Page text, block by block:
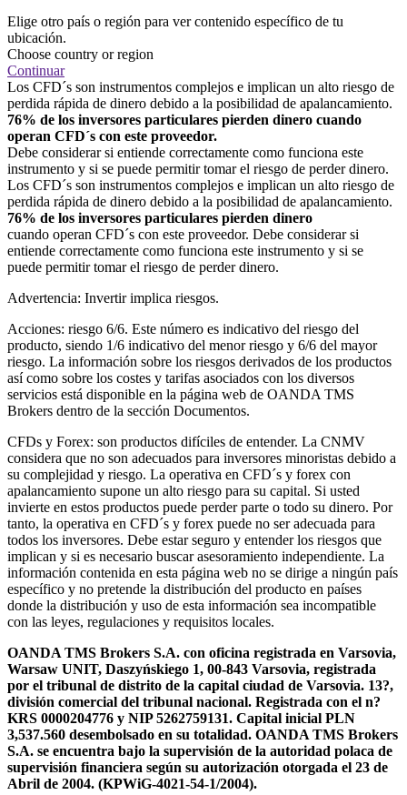
Elige otro país o región para ver contenido específico de tu
ubicación.
Choose country or region
Continuar
Los CFD´s son instrumentos complejos e implican un alto riesgo de
perdida rápida de dinero debido a la posibilidad de apalancamiento.
76% de los inversores particulares pierden dinero cuando
operan CFD´s con este proveedor.
Debe considerar si entiende correctamente como funciona este
instrumento y si se puede permitir tomar el riesgo de perder dinero.
Los CFD´s son instrumentos complejos e implican un alto riesgo de
perdida rápida de dinero debido a la posibilidad de apalancamiento.
76% de los inversores particulares pierden dinero
cuando operan CFD´s con este proveedor. Debe considerar si
entiende correctamente como funciona este instrumento y si se
puede permitir tomar el riesgo de perder dinero.
Advertencia: Invertir implica riesgos.
Acciones: riesgo 6/6. Este número es indicativo del riesgo del
producto, siendo 1/6 indicativo del menor riesgo y 6/6 del mayor
riesgo. La información sobre los riesgos derivados de los productos
así como sobre los costes y tarifas asociados con los diversos
servicios está disponible en la página web de OANDA TMS
Brokers dentro de la sección Documentos.
CFDs y Forex: son productos difíciles de entender. La CNMV
considera que no son adecuados para inversores minoristas debido a
su complejidad y riesgo. La operativa en CFD´s y forex con
apalancamiento supone un alto riesgo para su capital. Si usted
invierte en estos productos puede perder parte o todo su dinero. Por
tanto, la operativa en CFD´s y forex puede no ser adecuada para
todos los inversores. Debe estar seguro y entender los riesgos que
implican y si es necesario buscar asesoramiento independiente. La
información contenida en esta página web no se dirige a ningún país
específico y no pretende la distribución del producto en países
donde la distribución y uso de esta información sea incompatible
con las leyes, regulaciones y requisitos locales.
OANDA TMS Brokers S.A. con oficina registrada en Varsovia,
Warsaw UNIT, Daszyńskiego 1, 00-843 Varsovia, registrada
por el tribunal de distrito de la capital ciudad de Varsovia. 13?,
división comercial del tribunal nacional. Registrada con el n?
KRS 0000204776 y NIP 5262759131. Capital inicial PLN
3,537.560 desembolsado en su totalidad. OANDA TMS Brokers
S.A. se encuentra bajo la supervisión de la autoridad polaca de
supervisión financiera según su autorización otorgada el 23 de
Abril de 2004. (KPWiG-4021-54-1/2004).